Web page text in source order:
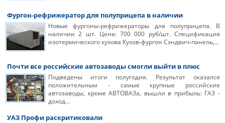
Фургон-рефрижератор для полуприцепа в наличии
Новые фургоны-рефрижераторы для полуприцепа. В
наличии 2 шт. Цена: 700 000 руб/шт. Спецификация
изотермического кузова Кузов-фургон Сэндвич-панель,…
Почти все российские автозаводы смогли выйти в плюс
Подведены итоги полугодия. Результат оказался
положительным - самые крупные российские
автозаводы, кроме АВТОВАЗа, вышли в прибыль: ГАЗ -
доход…
УАЗ Профи раскритиковали